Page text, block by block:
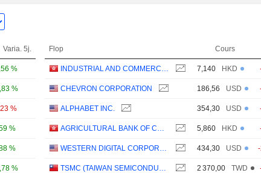
Varia. 5j.
%
%
%
%
%
%
Flop Cours
7,140 HKD
CHEVRON CORPORATION 186,56 USD
ALPHABET INC. 354,30 USD
5,860 HKD
434,30 USD
2 370,00 TWD